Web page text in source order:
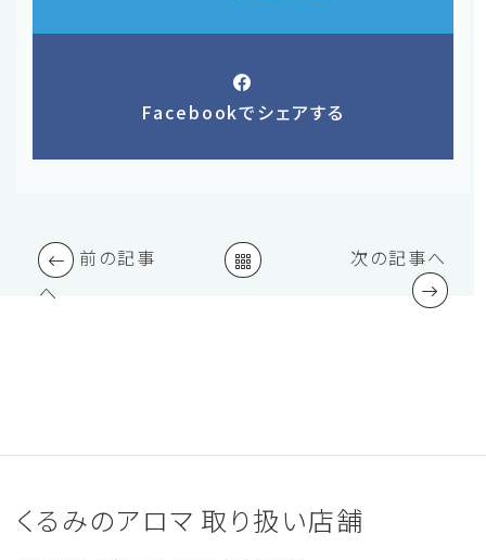
Facebookでシェアする
前の記事
へ
次の記事へ
くるみのアロマ 取り扱い店舗